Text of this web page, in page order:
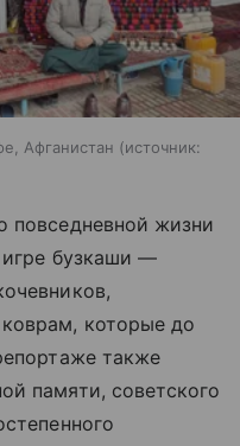
Афганистан
источник:
повседневной жизни
бузкаши —
которые до
также
памяти, советского